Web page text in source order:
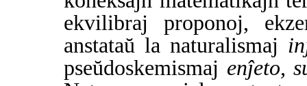
ekvilibraj proponoj,
anstataŭ la naturalismaj
pseŭdoskemismaj enĵeto,